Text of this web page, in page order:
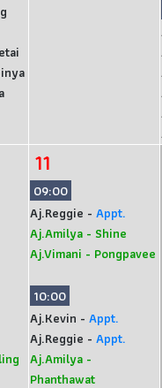
11
09:00
Aj.Reggie - Appt.
Aj.Amilya - Shine
Aj.Vimani - Pongpavee
10:00
Aj.Kevin - Appt.
Aj.Reggie - Appt.
Aj.Amilya -
Phanthawat